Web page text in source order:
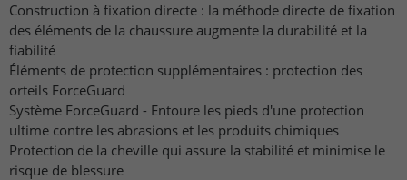
Construction à fixation directe : la méthode directe de fixation
des éléments de la chaussure augmente la durabilité et la
fiabilité
Éléments de protection supplémentaires : protection des
orteils ForceGuard
Système ForceGuard - Entoure les pieds d'une protection
ultime contre les abrasions et les produits chimiques
Protection de la cheville qui assure la stabilité et minimise le
risque de blessure